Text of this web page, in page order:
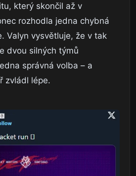
který skončil až v
rozhodla jedna chybná
Valyn vysvětluje, že v tak
dvou silných týmů
správná volba – a
zvládl lépe.